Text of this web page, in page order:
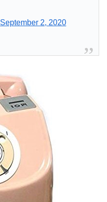
September 2, 2020